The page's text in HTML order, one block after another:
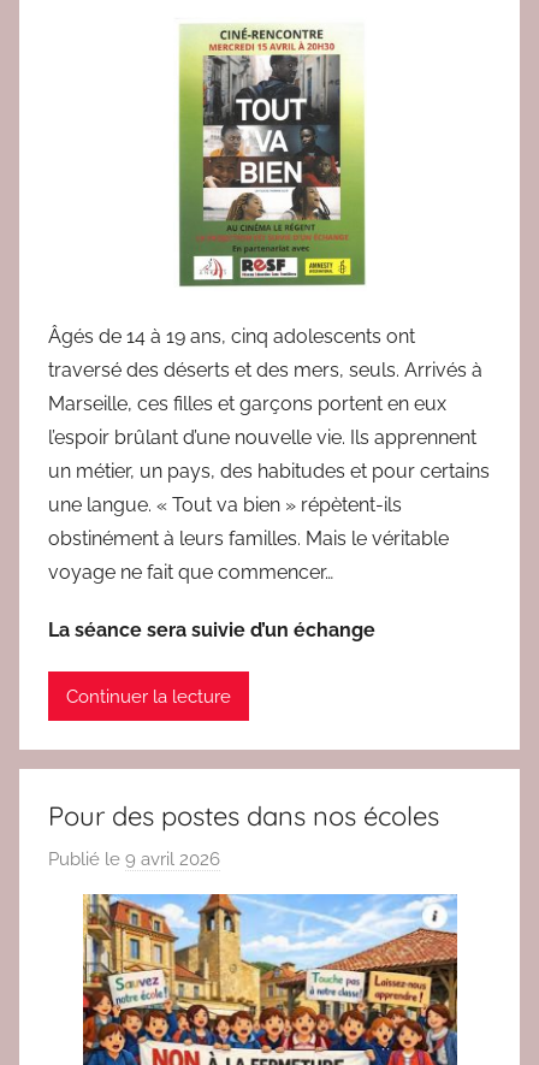
r
e
d
a
c
2
Âgés de 14 à 19 ans, cinq adolescents ont
traversé des déserts et des mers, seuls. Arrivés à
Marseille, ces filles et garçons portent en eux
l’espoir brûlant d’une nouvelle vie. Ils apprennent
un métier, un pays, des habitudes et pour certains
une langue. « Tout va bien » répètent-ils
obstinément à leurs familles. Mais le véritable
voyage ne fait que commencer…
La séance sera suivie d’un échange
Continuer la lecture
Pour des postes dans nos écoles
Publié le 9 avril 2026
a
r
r
e
d
a